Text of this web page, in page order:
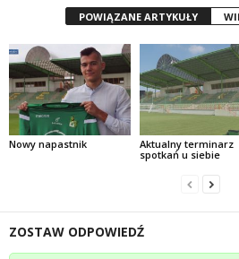
POWIĄZANE ARTYKUŁY
Nowy napastnik
Aktualny terminarz
spotkań u siebie
ZOSTAW ODPOWIEDŹ